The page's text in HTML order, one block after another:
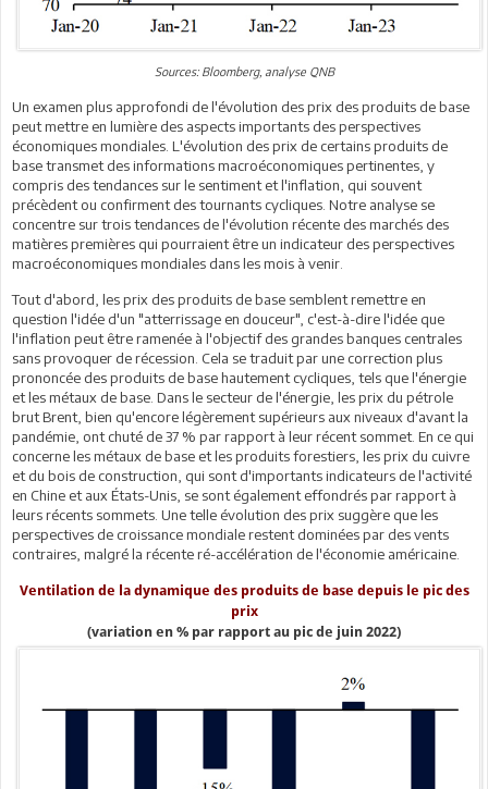
Sources: Bloomberg, analyse QNB
Un examen plus approfondi de l'évolution des prix des produits de base
peut mettre en lumière des aspects importants des perspectives
économiques mondiales. L'évolution des prix de certains produits de
base transmet des informations macroéconomiques pertinentes, y
compris des tendances sur le sentiment et l'inflation, qui souvent
précèdent ou confirment des tournants cycliques. Notre analyse se
concentre sur trois tendances de l'évolution récente des marchés des
matières premières qui pourraient être un indicateur des perspectives
macroéconomiques mondiales dans les mois à venir.
Tout d'abord, les prix des produits de base semblent remettre en
question l'idée d'un "atterrissage en douceur", c'est-à-dire l'idée que
l'inflation peut être ramenée à l'objectif des grandes banques centrales
sans provoquer de récession. Cela se traduit par une correction plus
prononcée des produits de base hautement cycliques, tels que l'énergie
et les métaux de base. Dans le secteur de l'énergie, les prix du pétrole
brut Brent, bien qu'encore légèrement supérieurs aux niveaux d'avant la
pandémie, ont chuté de 37 % par rapport à leur récent sommet. En ce qui
concerne les métaux de base et les produits forestiers, les prix du cuivre
et du bois de construction, qui sont d'importants indicateurs de l'activité
en Chine et aux États-Unis, se sont également effondrés par rapport à
leurs récents sommets. Une telle évolution des prix suggère que les
perspectives de croissance mondiale restent dominées par des vents
contraires, malgré la récente ré-accélération de l'économie américaine.
Ventilation de la dynamique des produits de base depuis le pic des
prix
(variation en % par rapport au pic de juin 2022)